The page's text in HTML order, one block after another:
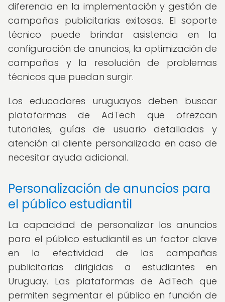
diferencia en la implementación y gestión de
campañas publicitarias exitosas. El soporte
técnico puede brindar asistencia en la
configuración de anuncios, la optimización de
campañas y la resolución de problemas
técnicos que puedan surgir.
Los educadores uruguayos deben buscar
plataformas de AdTech que ofrezcan
tutoriales, guías de usuario detalladas y
atención al cliente personalizada en caso de
necesitar ayuda adicional.
Personalización de anuncios para
el público estudiantil
La capacidad de personalizar los anuncios
para el público estudiantil es un factor clave
en la efectividad de las campañas
publicitarias dirigidas a estudiantes en
Uruguay. Las plataformas de AdTech que
permiten segmentar el público en función de